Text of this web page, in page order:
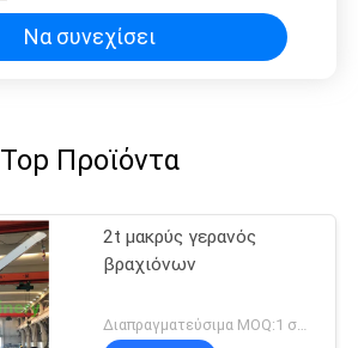
Να συνεχίσει
Top Προϊόντα
2t μακρύς γερανός
βραχιόνων